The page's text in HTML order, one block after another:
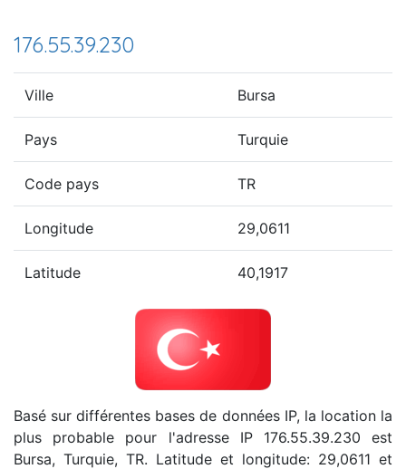
176.55.39.230
Ville Bursa
Pays Turquie
Code pays TR
Longitude 29,0611
Latitude 40,1917
Basé sur différentes bases de données IP, la location la
plus probable pour l'adresse IP 176.55.39.230 est
Bursa, Turquie, TR. Latitude et longitude: 29,0611 et